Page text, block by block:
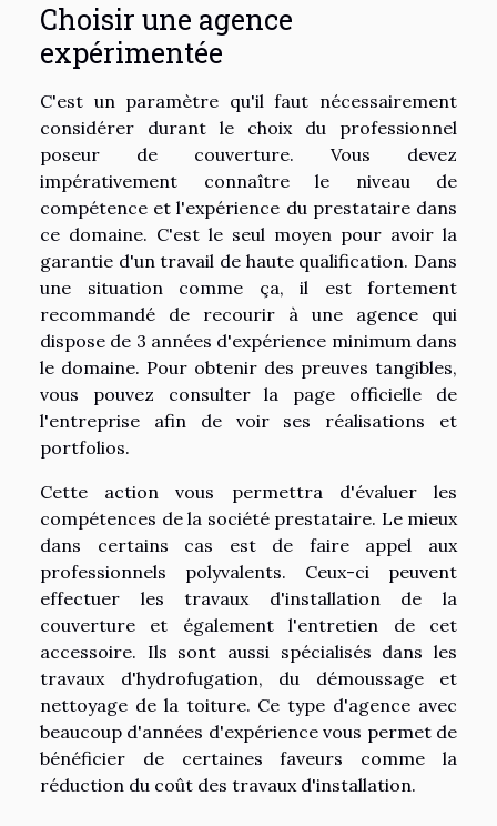
Choisir une agence
expérimentée
C'est un paramètre qu'il faut nécessairement
considérer durant le choix du professionnel
poseur de couverture. Vous devez
impérativement connaître le niveau de
compétence et l'expérience du prestataire dans
ce domaine. C'est le seul moyen pour avoir la
garantie d'un travail de haute qualification. Dans
une situation comme ça, il est fortement
recommandé de recourir à une agence qui
dispose de 3 années d'expérience minimum dans
le domaine. Pour obtenir des preuves tangibles,
vous pouvez consulter la page officielle de
l'entreprise afin de voir ses réalisations et
portfolios.
Cette action vous permettra d'évaluer les
compétences de la société prestataire. Le mieux
dans certains cas est de faire appel aux
professionnels polyvalents. Ceux-ci peuvent
effectuer les travaux d'installation de la
couverture et également l'entretien de cet
accessoire. Ils sont aussi spécialisés dans les
travaux d'hydrofugation, du démoussage et
nettoyage de la toiture. Ce type d'agence avec
beaucoup d'années d'expérience vous permet de
bénéficier de certaines faveurs comme la
réduction du coût des travaux d'installation.